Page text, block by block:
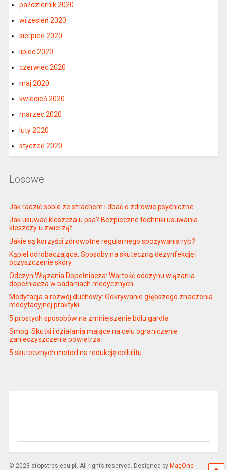
październik 2020
wrzesień 2020
sierpień 2020
lipiec 2020
czerwiec 2020
maj 2020
kwiecień 2020
marzec 2020
luty 2020
styczeń 2020
Losowe
Jak radzić sobie ze strachem i dbać o zdrowie psychiczne
Jak usuwać kleszcza u psa? Bezpieczne techniki usuwania
kleszczy u zwierząt
Jakie są korzyści zdrowotne regularnego spożywania ryb?
Kąpiel odrobaczająca: Sposoby na skuteczną dezynfekcję i
oczyszczenie skóry
Odczyn Wiązania Dopełniacza: Wartość odczynu wiązania
dopełniacza w badaniach medycznych
Medytacja a rozwój duchowy: Odkrywanie głębszego znaczenia
medytacyjnej praktyki
5 prostych sposobów na zmniejszenie bólu gardła
Smog: Skutki i działania mające na celu ograniczenie
zanieczyszczenia powietrza
5 skutecznych metod na redukcję cellulitu
© 2023 stopstres.edu.pl. All rights reserved. Designed by MagOne